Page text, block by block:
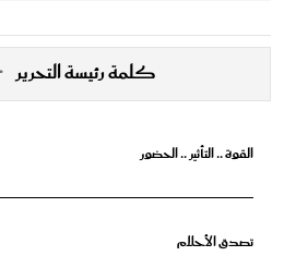
كلمة رئيسة التحرير
القوة .. التأثير .. الحضور
تصدق الأحلام